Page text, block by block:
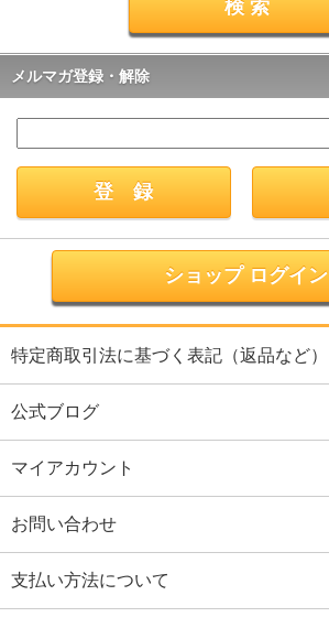
メルマガ登録・解除
ショップ ログイン
特定商取引法に基づく表記（返品など）
公式ブログ
マイアカウント
お問い合わせ
支払い方法について